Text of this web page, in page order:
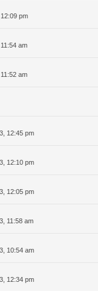
pm
am
am
12:45 pm
12:10 pm
12:05 pm
11:58 am
10:54 am
12:34 pm